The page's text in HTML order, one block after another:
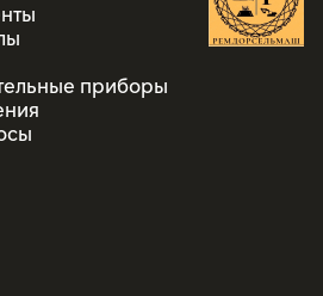
приборы